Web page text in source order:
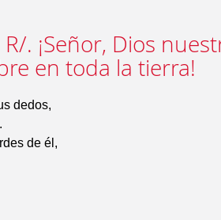
. ¡Señor, Dios
en toda la tierra!
dedos,
de él,